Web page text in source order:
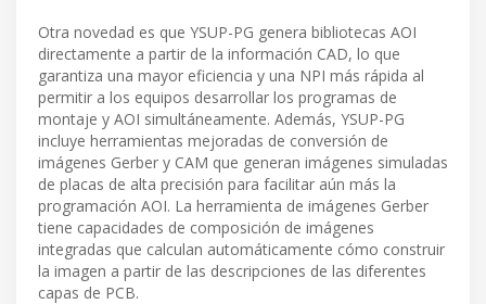
Otra novedad es que YSUP-PG genera bibliotecas AOI
directamente a partir de la información CAD, lo que
garantiza una mayor eficiencia y una NPI más rápida al
permitir a los equipos desarrollar los programas de
montaje y AOI simultáneamente. Además, YSUP-PG
incluye herramientas mejoradas de conversión de
imágenes Gerber y CAM que generan imágenes simuladas
de placas de alta precisión para facilitar aún más la
programación AOI. La herramienta de imágenes Gerber
tiene capacidades de composición de imágenes
integradas que calculan automáticamente cómo construir
la imagen a partir de las descripciones de las diferentes
capas de PCB.